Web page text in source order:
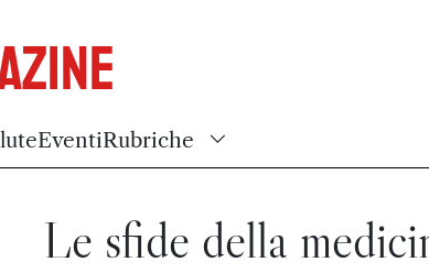
EventiRubriche
Le sfide della